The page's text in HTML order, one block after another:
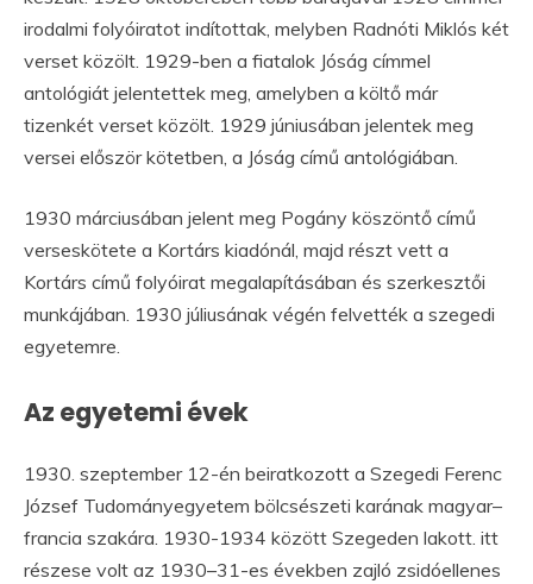
irodalmi folyóiratot indítottak, melyben Radnóti Miklós két
verset közölt. 1929-ben a fiatalok Jóság címmel
antológiát jelentettek meg, amelyben a költő már
tizenkét verset közölt. 1929 júniusában jelentek meg
versei először kötetben, a Jóság című antológiában.
1930 márciusában jelent meg Pogány köszöntő című
verseskötete a Kortárs kiadónál, majd részt vett a
Kortárs című folyóirat megalapításában és szerkesztői
munkájában. 1930 júliusának végén felvették a szegedi
egyetemre.
Az egyetemi évek
1930. szeptember 12-én beiratkozott a Szegedi Ferenc
József Tudományegyetem bölcsészeti karának magyar–
francia szakára. 1930-1934 között Szegeden lakott. itt
részese volt az 1930–31-es években zajló zsidóellenes